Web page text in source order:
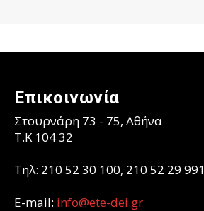
Επικοινωνία
Στουρνάρη 73 - 75, Αθήνα
T.K 104 32
Τηλ: 210 52 30 100, 210 52 29 991
E-mail: info@ete-dei.gr